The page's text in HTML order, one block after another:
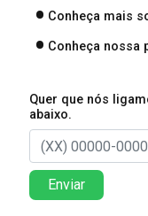
Conheça mais
Conheça nossa
Quer que nós
abaixo.
Enviar